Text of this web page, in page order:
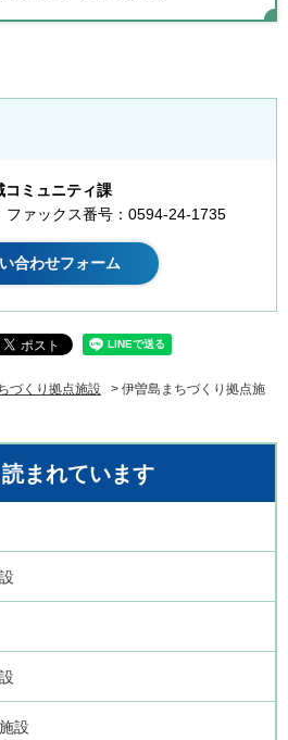
ミュニティ課
ファックス番号：0594-24-1735
づくり拠点施設
> 伊曽島まちづくり拠点施
まれています
設